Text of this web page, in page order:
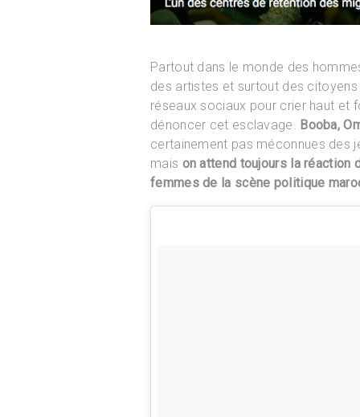
Partout dans le monde des
des artistes et surtout des
réseaux sociaux pour crier haut et
dénoncer cet esclavage. Booba,
certainement pas méconnues des
mais on attend toujours la réaction
femmes de la scène politique